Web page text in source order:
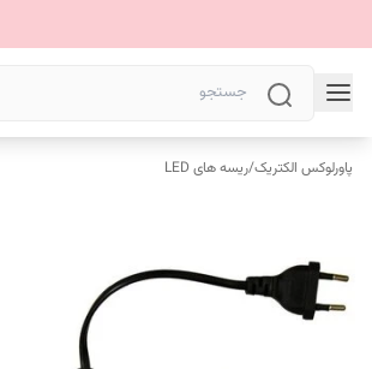
پاورلوکس الکتریک/ریسه های LED